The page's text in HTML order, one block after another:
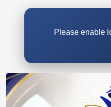
Please enable